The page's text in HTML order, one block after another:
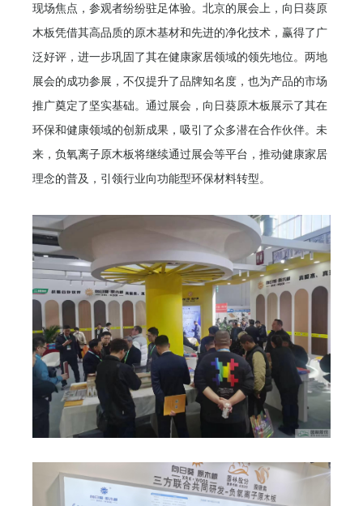
现场焦点，参观者纷纷驻足体验。北京的展会上，向日葵原
木板凭借其高品质的原木基材和先进的净化技术，赢得了广
泛好评，进一步巩固了其在健康家居领域的领先地位。两地
展会的成功参展，不仅提升了品牌知名度，也为产品的市场
推广奠定了坚实基础。通过展会，向日葵原木板展示了其在
环保和健康领域的创新成果，吸引了众多潜在合作伙伴。未
来，负氧离子原木板将继续通过展会等平台，推动健康家居
理念的普及，引领行业向功能型环保材料转型。